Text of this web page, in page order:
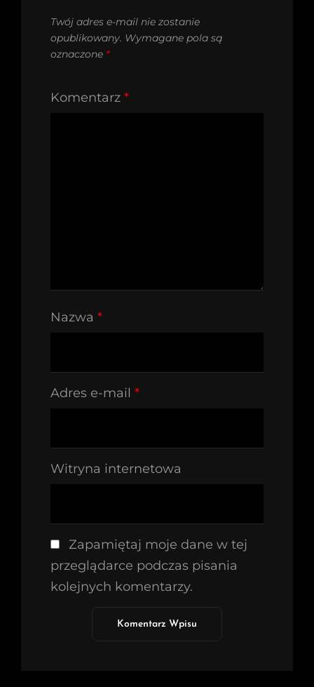
Twój adres e-mail nie zostanie
opublikowany. Wymagane pola są
oznaczone *
Komentarz *
Nazwa *
Adres e-mail *
Witryna internetowa
Zapamiętaj moje dane w tej
przeglądarce podczas pisania
kolejnych komentarzy.